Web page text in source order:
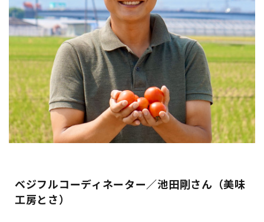
ベジフルコーディネーター／池田剛さん（美味
工房とさ）